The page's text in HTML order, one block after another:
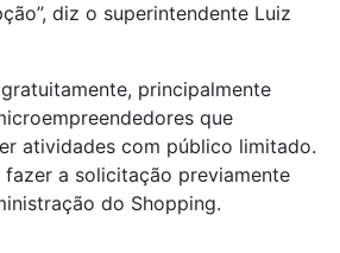
diz o superintendente Luiz
principalmente
que
atividades com público limitado.
fazer a solicitação previamente
do Shopping.